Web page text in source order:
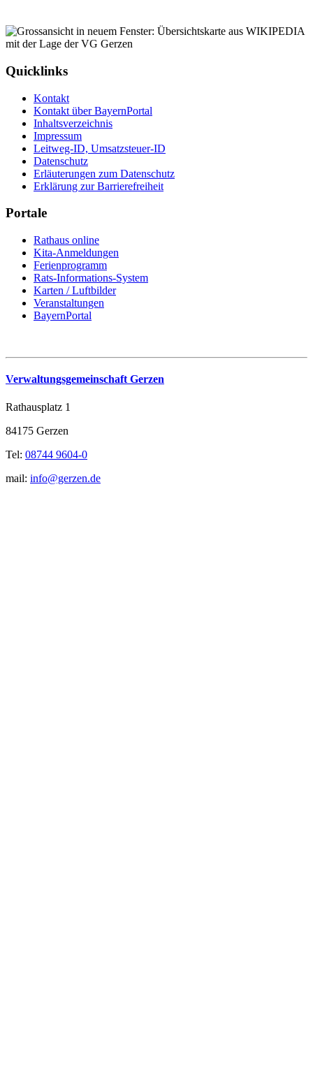
Quicklinks
Kontakt
Kontakt über BayernPortal
Inhaltsverzeichnis
Impressum
Leitweg-ID, Umsatzsteuer-ID
Datenschutz
Erläuterungen zum Datenschutz
Erklärung zur Barrierefreiheit
Portale
Rathaus online
Kita-Anmeldungen
Ferienprogramm
Rats-Informations-System
Karten / Luftbilder
Veranstaltungen
BayernPortal
Verwaltungsgemeinschaft Gerzen
Rathausplatz 1
84175 Gerzen
Tel: 08744 9604-0
mail: info@gerzen.de